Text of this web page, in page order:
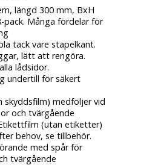
längd 300 mm, BxH
pack. Många fördelar för
tack vare stapelkant.
lätt att rengöra.
lådsidor.
undertill för säkert
skyddsfilm) medföljer vid
och tvärgående
(utan etiketter)
behov, se tillbehör.
med spår för
tvärgående